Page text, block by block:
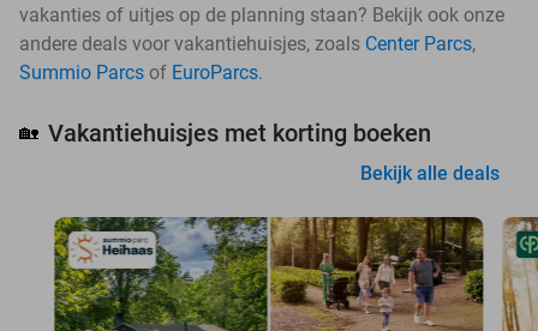
vakanties of uitjes op de planning staan? Bekijk ook onze
andere deals voor vakantiehuisjes, zoals Center Parcs,
Summio Parcs of EuroParcs.
🏡 Vakantiehuisjes met korting boeken
Bekijk alle deals